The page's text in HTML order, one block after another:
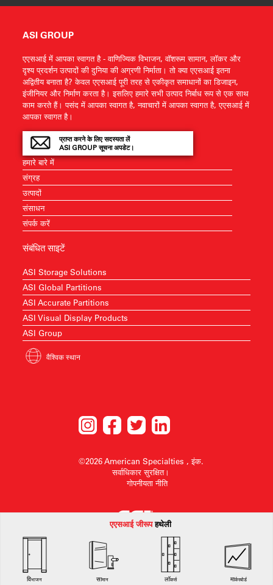
एएसआई जीरूप हथेली
विभाजन सामान लॉकर्स मार्करबोर्ड
ASI GROUP
एएसआई में आपका स्वागत है - वाणिज्यिक विभाजन, वॉशरूम सामान, लॉकर और
दृश्य प्रदर्शन उत्पादों की दुनिया की अग्रणी निर्माता। तो क्या एएसआई इतना
अद्वितीय बनाता है? केवल एएसआई पूरी तरह से एकीकृत समाधानों का डिजाइन,
इंजीनियर और निर्माण करता है। इसलिए हमारे सभी उत्पाद निर्बाध रूप से एक साथ
काम करते हैं। पसंद में आपका स्वागत है, नवाचारों में आपका स्वागत है, एएसआई में
आपका स्वागत है।
प्राप्त करने के लिए सदस्यता लें
ASI GROUP सूचना अपडेट।
हमारे बारे में
संग्रह
उत्पादों
संसाधन
संपर्क करें
संबंधित साइटें
ASI Storage Solutions
ASI Global Partitions
ASI Accurate Partitions
ASI Visual Display Products
ASI Group
वैश्विक स्थान
©2026 American Specialties , इंक.
सर्वाधिकार सुरक्षित।
गोपनीयता नीति
American Specialties, Inc. बिना किसी सूचना के डिज़ाइन परिवर्तन करने या किसी भी डिज़ाइन को
वापस लेने का अधिकार सुरक्षित रखता है।